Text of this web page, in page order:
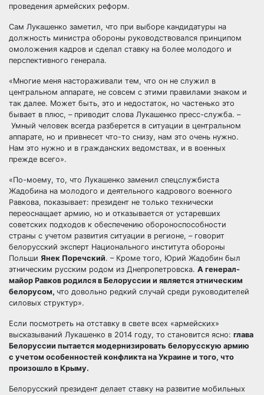
проведения армейских реформ.
Сам Лукашенко заметил, что при выборе кандидатуры на
должность министра обороны руководствовался принципом
омоложения кадров и сделал ставку на более молодого и
перспективного генерала.
«Многие меня настораживали тем, что он не служил в
центральном аппарате, не совсем с этими правилами знаком и
так далее. Может быть, это и недостаток, но частенько это
бывает в плюс, – приводит слова Лукашенко пресс-служба. –
Умный человек всегда разберется в ситуации в центральном
аппарате, но и привнесет что-то снизу, нам это очень нужно.
Нам это нужно и в гражданских ведомствах, и в военных
прежде всего».
«По-моему, то, что Лукашенко заменил спецслужбиста
Жадобина на молодого и деятельного кадрового военного
Равкова, показывает: президент не только технически
переоснащает армию, но и отказывается от устаревших
советских подходов к обеспечению обороноспособности
страны с учетом развития ситуации в регионе, – говорит
белорусский эксперт Национального института обороны
Польши Янек Поречский. – Кроме того, Юрий Жадобин был
этническим русским родом из Днепропетровска. А генерал-
майор Равков родился в Белоруссии и является этническим
белорусом, что довольно редкий случай среди руководителей
силовых структур».
Если посмотреть на отставку в свете всех «армейских»
высказываний Лукашенко в 2014 году, то становится ясно: глава
Белоруссии пытается модернизировать белорусскую армию
с учетом особенностей конфликта на Украине и того, что
произошло в Крыму.
Белорусский президент делает ставку на развитие мобильных